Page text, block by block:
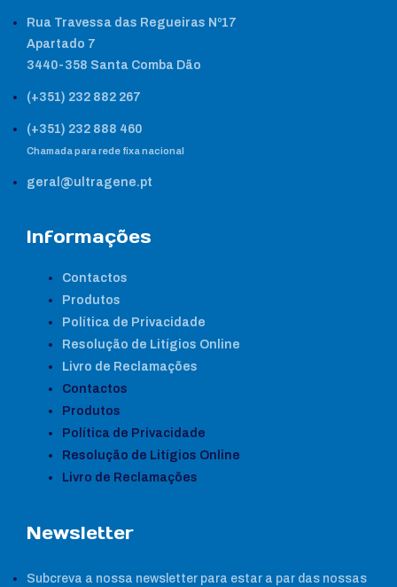
Rua Travessa das Regueiras Nº17
Apartado 7
3440-358 Santa Comba Dão
(+351) 232 882 267
(+351) 232 888 460
Chamada para rede fixa nacional
geral@ultragene.pt
Informações
Contactos
Produtos
Política de Privacidade
Resolução de Litígios Online
Livro de Reclamações
Contactos
Produtos
Política de Privacidade
Resolução de Litígios Online
Livro de Reclamações
Newsletter
Subcreva a nossa newsletter para estar a par das nossas